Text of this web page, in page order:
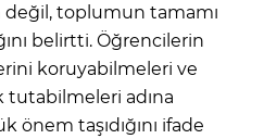
toplumun tamamı
belirtti. Öğrencilerin
koruyabilmeleri ve
tutabilmeleri adına
önem taşıdığını ifade